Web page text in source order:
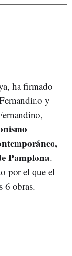
ha firmado
y
Pamplona.
por el que el
6 obras.